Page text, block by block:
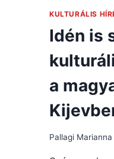
KULTURÁLIS
Idén is
a
Pallagi Marianna